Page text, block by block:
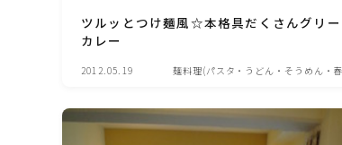
豆腐・厚揚げ
缶詰料理(ツナ
コーン等)
ツルッとつけ麺風☆本格具だくさんグリー
カレー
2012.05.19 麺料理(パスタ・うどん・そうめん・